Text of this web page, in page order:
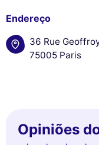
cookies
Endereço
36 Rue
75005 Paris
Opiniões